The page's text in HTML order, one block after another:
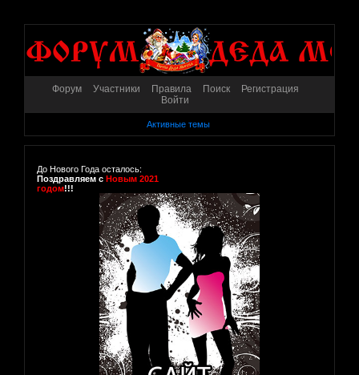
Форум Участники Правила Поиск
Регистрация
Войти
Активные темы
До Нового Года осталось:
Поздравляем с Новым 2021
годом!!!